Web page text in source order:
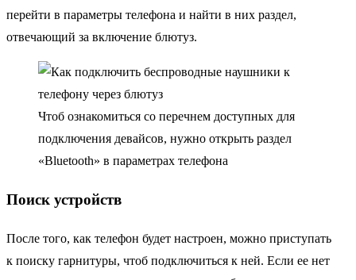
перейти в параметры телефона и найти в них раздел,
отвечающий за включение блютуз.
Чтоб ознакомиться со перечнем доступных для
подключения девайсов, нужно открыть раздел
«Bluetooth» в параметрах телефона
Поиск устройств
После того, как телефон будет настроен, можно приступать
к поиску гарнитуры, чтоб подключиться к ней. Если ее нет